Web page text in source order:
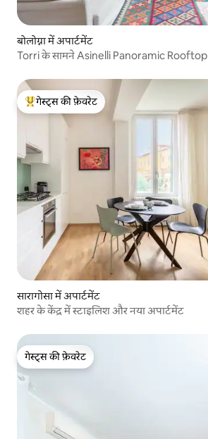
बोलोग्ना में अपार्टमेंट
Torri के सामने Asinelli Panoramic Rooftop
गेस्ट्स का टॉप फ़ेवरेट
गेस्ट्स की फ़ेवरेट
सारागोसा में अपार्टमेंट
शहर के केंद्र में स्टाइलिश और नया अपार्टमेंट
गेस्ट्स की फ़ेवरेट
गेस्ट्स की फ़ेवरेट